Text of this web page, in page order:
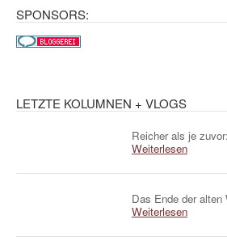
SPONSORS:
LETZTE KOLUMNEN + VLOGS
Reicher als je
Weiterlesen
Das Ende der
Weiterlesen